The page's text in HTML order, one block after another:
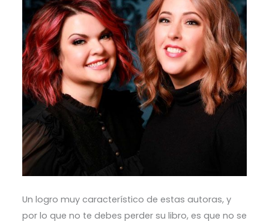
Un logro muy característico de estas autoras, y
por lo que no te debes perder su libro, es que no se